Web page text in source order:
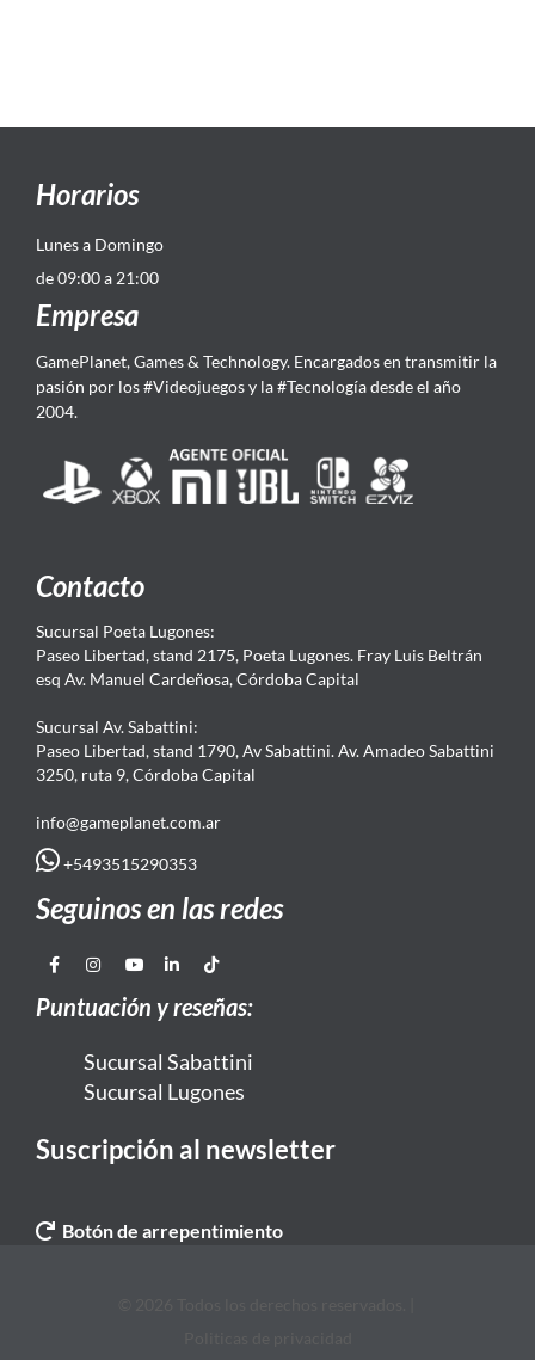
Horarios
Lunes a Domingo
de 09:00 a 21:00
Empresa
GamePlanet, Games & Technology. Encargados en transmitir la
pasión por los #Videojuegos y la #Tecnología desde el año
2004.
Contacto
Sucursal Poeta Lugones:
Paseo Libertad, stand 2175, Poeta Lugones. Fray Luis Beltrán
esq Av. Manuel Cardeñosa, Córdoba Capital
Sucursal Av. Sabattini:
Paseo Libertad, stand 1790, Av Sabattini. Av. Amadeo Sabattini
3250, ruta 9, Córdoba Capital
info@gameplanet.com.ar
+5493515290353
Seguinos en las redes
Puntuación y reseñas:
Sucursal Sabattini
Sucursal Lugones
Suscripción al newsletter
Botón de arrepentimiento